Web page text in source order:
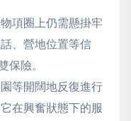
項圈上仍需懸掛牢
、營地位置等信
保險。
等開闊地反復進行
在興奮狀態下的服